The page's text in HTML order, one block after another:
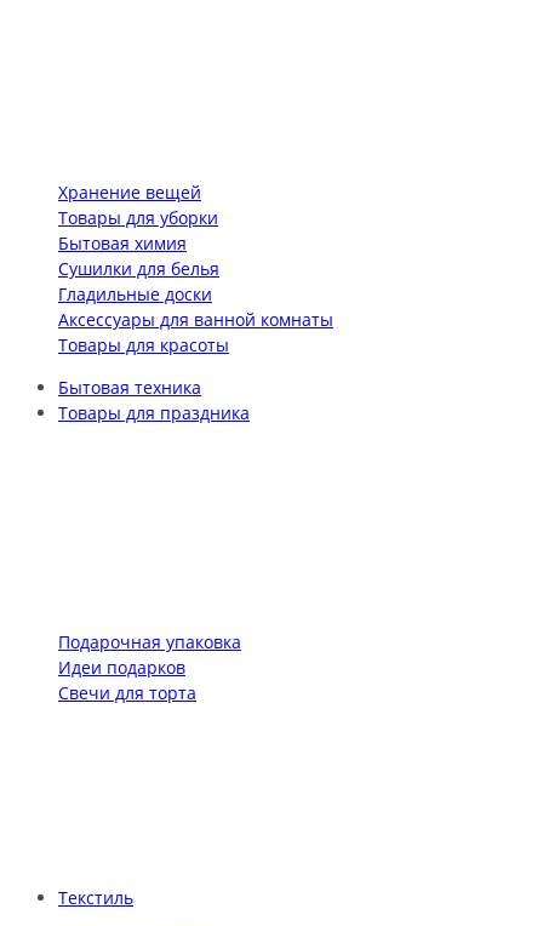
Хранение вещей
Товары для уборки
Бытовая химия
Сушилки для белья
Гладильные доски
Аксессуары для ванной комнаты
Товары для красоты
Бытовая техника
Товары для праздника
Подарочная упаковка
Идеи подарков
Свечи для торта
Текстиль